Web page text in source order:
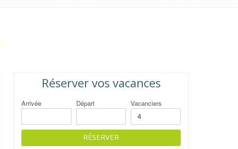
Réserver vos vacances
Arrivée Départ Vacanciers
RÉSERVER